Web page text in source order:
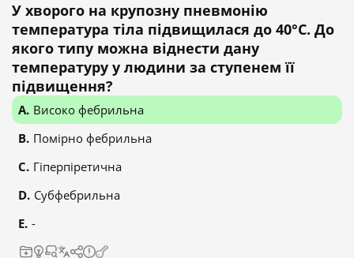
У хворого на крупозну пневмонію
температура тіла підвищилася до 40°С. До
якого типу можна віднести дану
температуру у людини за ступенем її
підвищення?
Високо фебрильна
Помірно фебрильна
Гіперпіретична
Субфебрильна
-